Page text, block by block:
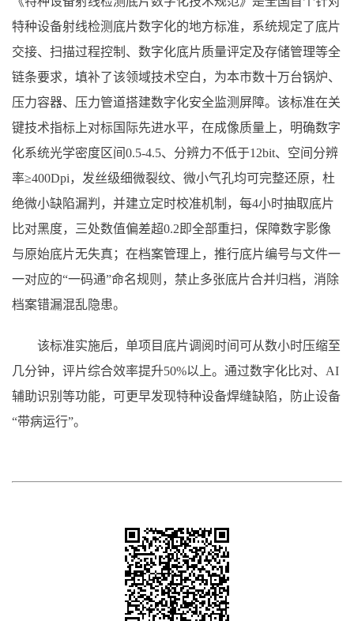
特种设备射线检测底片数字化的地方标准，系统规定了底片
交接、扫描过程控制、数字化底片质量评定及存储管理等全
链条要求，填补了该领域技术空白，为本市数十万台锅炉、
压力容器、压力管道搭建数字化安全监测屏障。该标准在关
键技术指标上对标国际先进水平，在成像质量上，明确数字
化系统光学密度区间0.5-4.5、分辨力不低于12bit、空间分辨
率≥400Dpi，发丝级细微裂纹、微小气孔均可完整还原，杜
绝微小缺陷漏判，并建立定时校准机制，每4小时抽取底片
比对黑度，三处数值偏差超0.2即全部重扫，保障数字影像
与原始底片无失真；在档案管理上，推行底片编号与文件一
一对应的“一码通”命名规则，禁止多张底片合并归档，消除
档案错漏混乱隐患。
该标准实施后，单项目底片调阅时间可从数小时压缩至
几分钟，评片综合效率提升50%以上。通过数字化比对、AI
辅助识别等功能，可更早发现特种设备焊缝缺陷，防止设备
“带病运行”。